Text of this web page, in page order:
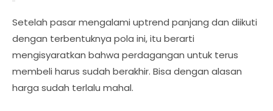
Setelah pasar mengalami uptrend panjang dan diikuti
dengan terbentuknya pola ini, itu berarti
mengisyaratkan bahwa perdagangan untuk terus
membeli harus sudah berakhir. Bisa dengan alasan
harga sudah terlalu mahal.